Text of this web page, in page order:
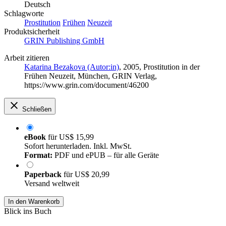
Deutsch
Schlagworte
Prostitution Frühen Neuzeit
Produktsicherheit
GRIN Publishing GmbH
Arbeit zitieren
Katarina Bezakova (Autor:in), 2005, Prostitution in der
Frühen Neuzeit, München, GRIN Verlag,
https://www.grin.com/document/46200
Schließen
eBook fürUS$ 15,99
Sofort herunterladen. Inkl. MwSt.
Format: PDF und ePUB – für alle Geräte
Paperback fürUS$ 20,99
Versand weltweit
In den Warenkorb
Blick ins Buch